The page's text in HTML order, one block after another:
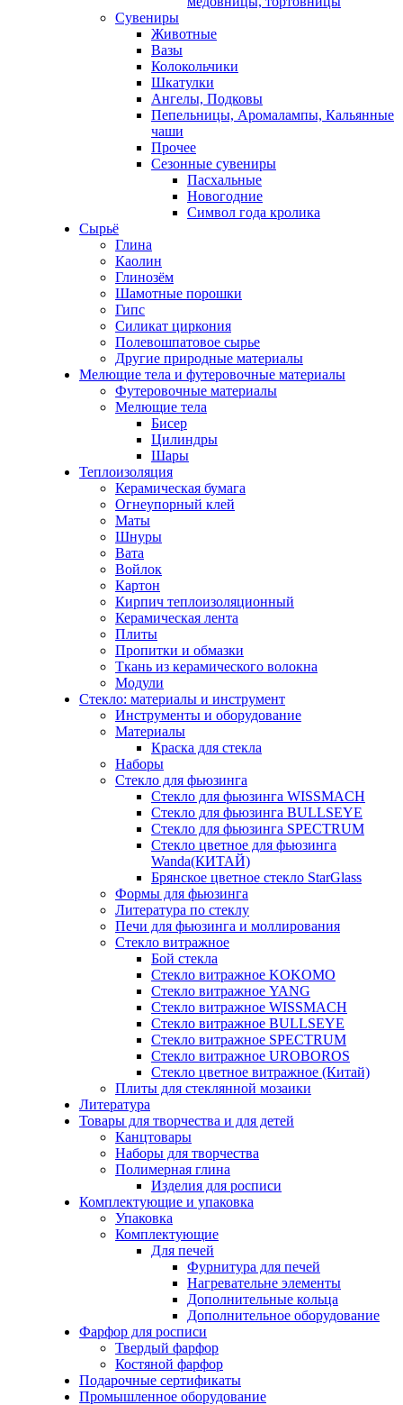
Сувениры
Животные
Вазы
Колокольчики
Шкатулки
Ангелы, Подковы
Пепельницы, Аромалампы, Кальянные
чаши
Прочее
Сезонные сувениры
Пасхальные
Новогодние
Символ года кролика
Сырьё
Глина
Каолин
Глинозём
Шамотные порошки
Гипс
Силикат циркония
Полевошпатовое сырье
Другие природные материалы
Мелющие тела и футеровочные материалы
Футеровочные материалы
Мелющие тела
Бисер
Цилиндры
Шары
Теплоизоляция
Керамическая бумага
Огнеупорный клей
Маты
Шнуры
Вата
Войлок
Картон
Кирпич теплоизоляционный
Керамическая лента
Плиты
Пропитки и обмазки
Ткань из керамического волокна
Модули
Стекло: материалы и инструмент
Инструменты и оборудование
Материалы
Краска для стекла
Наборы
Стекло для фьюзинга
Стекло для фьюзинга WISSMACH
Стекло для фьюзинга BULLSEYE
Стекло для фьюзинга SPECTRUM
Стекло цветное для фьюзинга
Wanda(КИТАЙ)
Брянское цветное стекло StarGlass
Формы для фьюзинга
Литература по стеклу
Печи для фьюзинга и моллирования
Стекло витражное
Бой стекла
Стекло витражное KOKOMO
Стекло витражное YANG
Стекло витражное WISSMACH
Стекло витражное BULLSEYE
Стекло витражное SPECTRUM
Стекло витражное UROBOROS
Стекло цветное витражное (Китай)
Плиты для стеклянной мозаики
Литература
Товары для творчества и для детей
Канцтовары
Наборы для творчества
Полимерная глина
Изделия для росписи
Комплектующие и упаковка
Упаковка
Комплектующие
Для печей
Фурнитура для печей
Нагревательне элементы
Дополнительные кольца
Дополнительное оборудование
Фарфор для росписи
Твердый фарфор
Костяной фарфор
Подарочные сертификаты
Промышленное оборудование